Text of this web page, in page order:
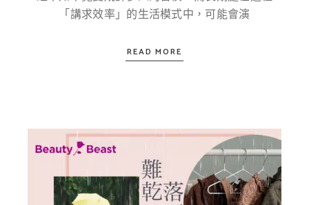
「講求效率」的生活模式中，可能會演
READ MORE